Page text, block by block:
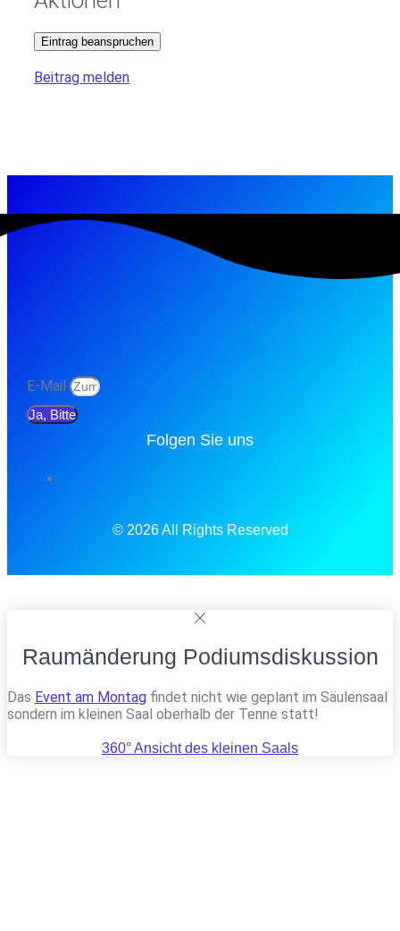
Eintrag beanspruchen
Beitrag melden
E-Mail
Ja, Bitte
Folgen Sie uns
© 2026 All Rights Reserved
Raumänderung Podiumsdiskussion
Das Event am Montag findet nicht wie geplant im Säulensaal
sondern im kleinen Saal oberhalb der Tenne statt!
360° Ansicht des kleinen Saals